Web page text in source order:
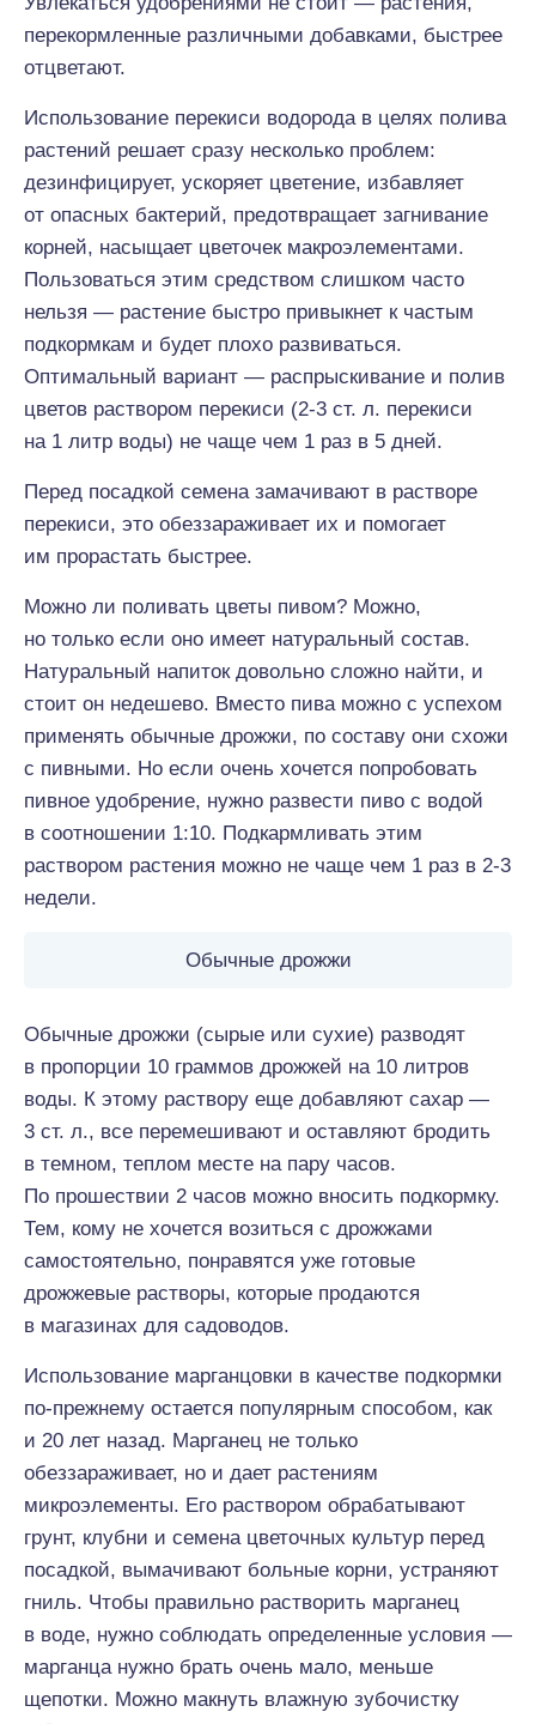
перекормленные различными добавками, быстрее
отцветают.
Использование перекиси водорода в целях полива
растений решает сразу несколько проблем:
дезинфицирует, ускоряет цветение, избавляет
от опасных бактерий, предотвращает загнивание
корней, насыщает цветочек макроэлементами.
Пользоваться этим средством слишком часто
нельзя — растение быстро привыкнет к частым
подкормкам и будет плохо развиваться.
Оптимальный вариант — распрыскивание и полив
цветов раствором перекиси (2-3 ст. л. перекиси
на 1 литр воды) не чаще чем 1 раз в 5 дней.
Перед посадкой семена замачивают в растворе
перекиси, это обеззараживает их и помогает
им прорастать быстрее.
Можно ли поливать цветы пивом? Можно,
но только если оно имеет натуральный состав.
Натуральный напиток довольно сложно найти, и
стоит он недешево. Вместо пива можно с успехом
применять обычные дрожжи, по составу они схожи
с пивными. Но если очень хочется попробовать
пивное удобрение, нужно развести пиво с водой
в соотношении 1:10. Подкармливать этим
раствором растения можно не чаще чем 1 раз в 2-3
недели.
Обычные дрожжи
Обычные дрожжи (сырые или сухие) разводят
в пропорции 10 граммов дрожжей на 10 литров
воды. К этому раствору еще добавляют сахар —
3 ст. л., все перемешивают и оставляют бродить
в темном, теплом месте на пару часов.
По прошествии 2 часов можно вносить подкормку.
Тем, кому не хочется возиться с дрожжами
самостоятельно, понравятся уже готовые
дрожжевые растворы, которые продаются
в магазинах для садоводов.
Использование марганцовки в качестве подкормки
по-прежнему остается популярным способом, как
и 20 лет назад. Марганец не только
обеззараживает, но и дает растениям
микроэлементы. Его раствором обрабатывают
грунт, клубни и семена цветочных культур перед
посадкой, вымачивают больные корни, устраняют
гниль. Чтобы правильно растворить марганец
в воде, нужно соблюдать определенные условия —
марганца нужно брать очень мало, меньше
щепотки. Можно макнуть влажную зубочистку